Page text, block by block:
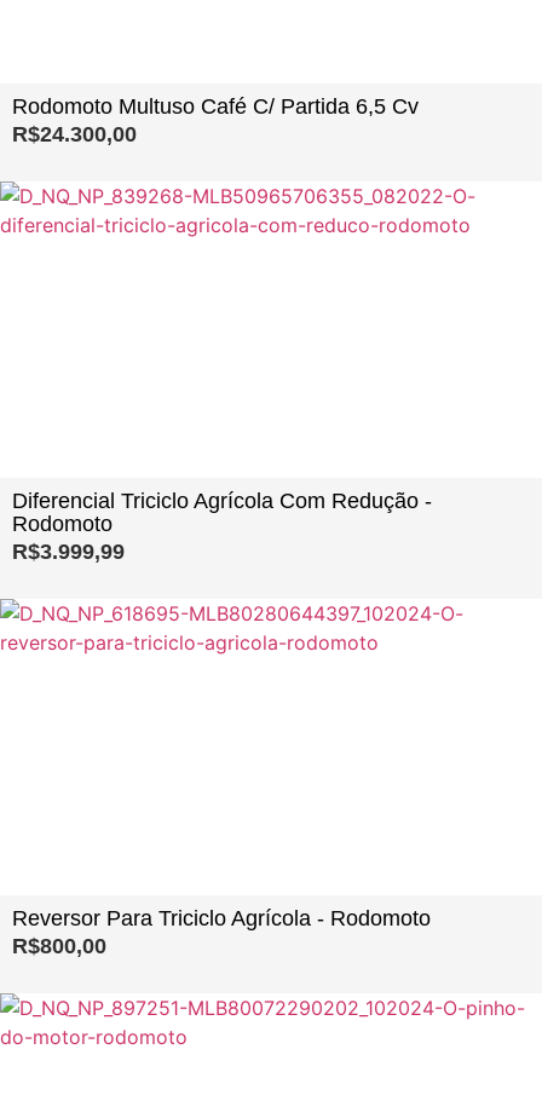
Rodomoto Multuso Café C/ Partida 6,5 Cv
R$24.300,00
Diferencial Triciclo Agrícola Com Redução -
Rodomoto
R$3.999,99
Reversor Para Triciclo Agrícola - Rodomoto
R$800,00